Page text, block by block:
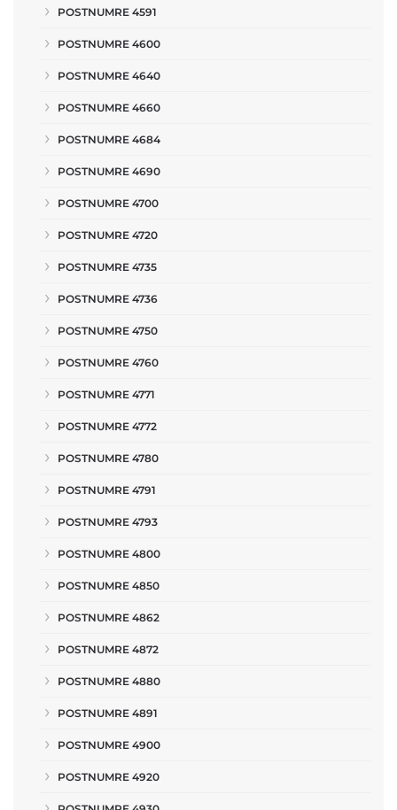
POSTNUMRE 4591
POSTNUMRE 4600
POSTNUMRE 4640
POSTNUMRE 4660
POSTNUMRE 4684
POSTNUMRE 4690
POSTNUMRE 4700
POSTNUMRE 4720
POSTNUMRE 4735
POSTNUMRE 4736
POSTNUMRE 4750
POSTNUMRE 4760
POSTNUMRE 4771
POSTNUMRE 4772
POSTNUMRE 4780
POSTNUMRE 4791
POSTNUMRE 4793
POSTNUMRE 4800
POSTNUMRE 4850
POSTNUMRE 4862
POSTNUMRE 4872
POSTNUMRE 4880
POSTNUMRE 4891
POSTNUMRE 4900
POSTNUMRE 4920